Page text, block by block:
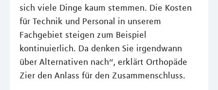
sich viele Dinge kaum stemmen. Die Kosten
für Technik und Personal in unserem
Fachgebiet steigen zum Beispiel
kontinuierlich. Da denken Sie irgendwann
über Alternativen nach“, erklärt Orthopäde
Zier den Anlass für den Zusammenschluss.